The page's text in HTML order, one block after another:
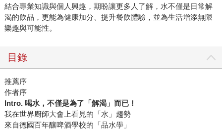
結合專業知識與個人興趣，期盼讓更多人了解，水不僅是日常解
渴的飲品，更能為健康加分、提升餐飲體驗，並為生活增添無限
樂趣與可能性。
目錄
推薦序
作者序
Intro. 喝水，不僅是為了「解渴」而已！
我在世界廚師大會上看見的「水」趨勢
來自德國百年釀啤酒學校的「品水學」